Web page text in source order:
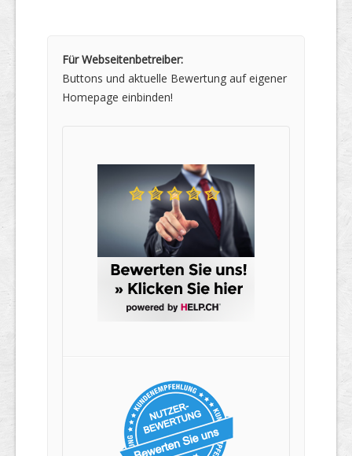
Für Webseitenbetreiber:
Buttons und aktuelle Bewertung auf eigener
Homepage einbinden!